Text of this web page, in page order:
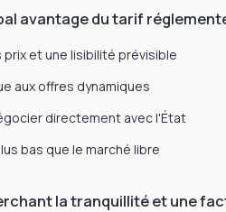
avantage du tarif
et une lisibilité prévisible
aux offres dynamiques
directement avec l'État
bas que le marché libre
la tranquillité et une